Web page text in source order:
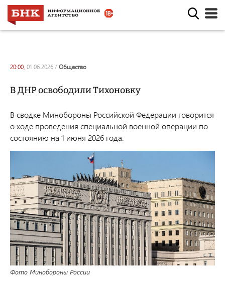
20:00, 01.06.2026 / общество
В ДНР освободили Тихоновку
В сводке Минобороны Российской Федерации говорится
о ходе проведения специальной военной операции по
состоянию на 1 июня 2026 года.
Фото Минобороны России